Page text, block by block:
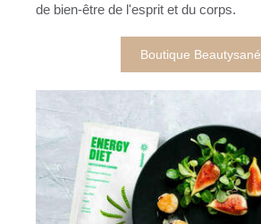
de bien-être de l'esprit et du corps.
Boutique Beautysané